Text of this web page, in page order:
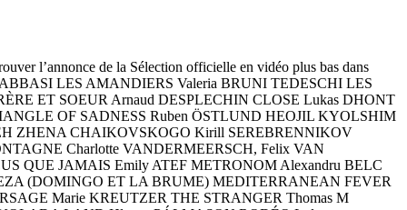
l’annonce de la Sélection officielle en vidéo plus bas dans
LES AMANDIERS Valeria BRUNI TEDESCHI LES
ET SOEUR Arnaud DESPLECHIN CLOSE Lukas DHONT
OF SADNESS Ruben ÖSTLUND HEOJIL KYOLSHIM
ZHENA CHAIKOVSKOGO Kirill SEREBRENNIKOV
Charlotte VANDERMEERSCH, Felix VAN
QUE JAMAIS Emily ATEF METRONOM Alexandru BELC
(DOMINGO ET LA BRUME) MEDITERRANEAN FEVER
Marie KREUTZER THE STRANGER Thomas M